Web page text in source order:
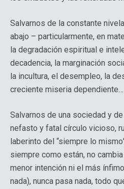
Salvarnos de la constante
abajo – particularmente, en
la degradación espiritual e
decadencia, la marginación
la incultura, el desempleo, la
creciente miseria dependiente…
Salvarnos de una sociedad y
nefasto y fatal círculo vicioso,
laberinto del “siempre lo
siempre como están, no
menor intención ni el más
nada), nunca pasa nada, todo